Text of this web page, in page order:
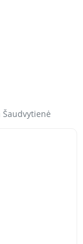
Šaudvytienė